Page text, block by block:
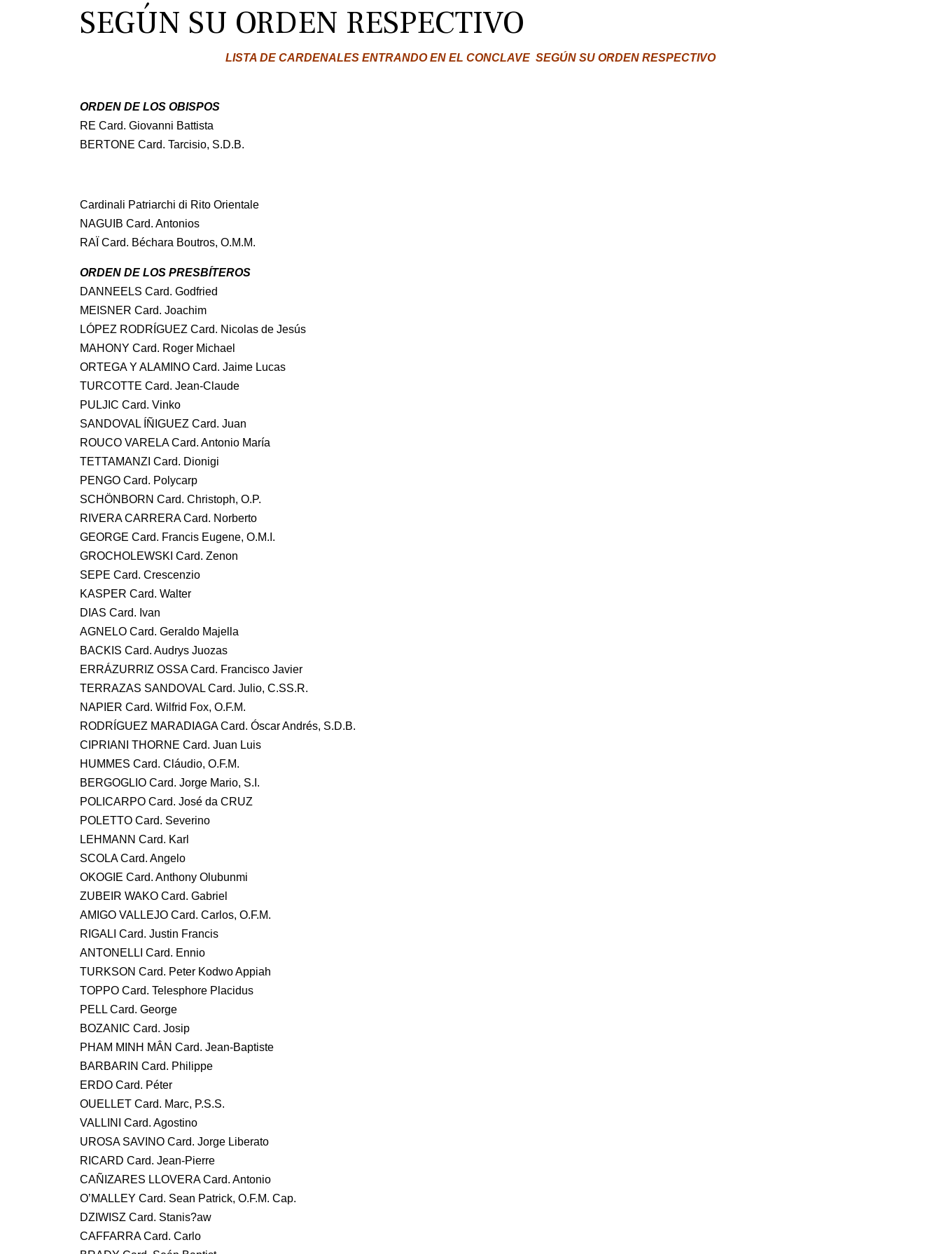
SEGÚN SU ORDEN RESPECTIVO
LISTA DE CARDENALES ENTRANDO EN EL CONCLAVE SEGÚN SU ORDEN RESPECTIVO
ORDEN DE LOS OBISPOS
RE Card. Giovanni Battista
BERTONE Card. Tarcisio, S.D.B.
Cardinali Patriarchi di Rito Orientale
NAGUIB Card. Antonios
RAÏ Card. Béchara Boutros, O.M.M.
ORDEN DE LOS PRESBÍTEROS
DANNEELS Card. Godfried
MEISNER Card. Joachim
LÓPEZ RODRÍGUEZ Card. Nicolas de Jesús
MAHONY Card. Roger Michael
ORTEGA Y ALAMINO Card. Jaime Lucas
TURCOTTE Card. Jean-Claude
PULJIC Card. Vinko
SANDOVAL ÍÑIGUEZ Card. Juan
ROUCO VARELA Card. Antonio María
TETTAMANZI Card. Dionigi
PENGO Card. Polycarp
SCHÖNBORN Card. Christoph, O.P.
RIVERA CARRERA Card. Norberto
GEORGE Card. Francis Eugene, O.M.I.
GROCHOLEWSKI Card. Zenon
SEPE Card. Crescenzio
KASPER Card. Walter
DIAS Card. Ivan
AGNELO Card. Geraldo Majella
BACKIS Card. Audrys Juozas
ERRÁZURRIZ OSSA Card. Francisco Javier
TERRAZAS SANDOVAL Card. Julio, C.SS.R.
NAPIER Card. Wilfrid Fox, O.F.M.
RODRÍGUEZ MARADIAGA Card. Óscar Andrés, S.D.B.
CIPRIANI THORNE Card. Juan Luis
HUMMES Card. Cláudio, O.F.M.
BERGOGLIO Card. Jorge Mario, S.I.
POLICARPO Card. José da CRUZ
POLETTO Card. Severino
LEHMANN Card. Karl
SCOLA Card. Angelo
OKOGIE Card. Anthony Olubunmi
ZUBEIR WAKO Card. Gabriel
AMIGO VALLEJO Card. Carlos, O.F.M.
RIGALI Card. Justin Francis
ANTONELLI Card. Ennio
TURKSON Card. Peter Kodwo Appiah
TOPPO Card. Telesphore Placidus
PELL Card. George
BOZANIC Card. Josip
PHAM MINH MÂN Card. Jean-Baptiste
BARBARIN Card. Philippe
ERDO Card. Péter
OUELLET Card. Marc, P.S.S.
VALLINI Card. Agostino
UROSA SAVINO Card. Jorge Liberato
RICARD Card. Jean-Pierre
CAÑIZARES LLOVERA Card. Antonio
O’MALLEY Card. Sean Patrick, O.F.M. Cap.
DZIWISZ Card. Stanis?aw
CAFFARRA Card. Carlo